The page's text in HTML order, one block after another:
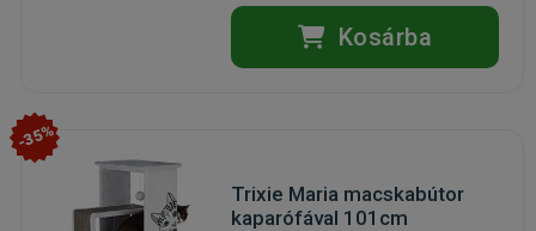
Kosárba
-35%
Trixie Maria macskabútor
kaparófával 101cm